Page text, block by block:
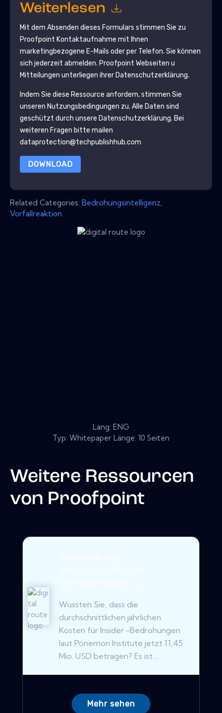
Weiterlesen
Mit dem Absenden dieses Formulars stimmen Sie zu
Proofpoint Kontaktaufnahme mit Ihnen
marketingbezogene E-Mails oder per Telefon. Sie können
sich jederzeit abmelden. Proofpoint Webseiten u
Mitteilungen unterliegen ihrer Datenschutzerklärung.
Indem Sie diese Ressource anfordern, stimmen Sie
unseren Nutzungsbedingungen zu. Alle Daten sind
geschützt durch unsere Datenschutzerklärung. Bei
weiteren Fragen bitte mailen
dataprotection@techpublishhub.com
DOWNLOAD
Related Categories: Bedrohungsintelligenz
Vorfallreaktion
Lang: ENG
Typ: Whitepaper Länge: 10 Seiten
Weitere Ressourcen
von Proofpoint
Wussten Sie, dass die
durchschnittlichen jährlichen
Kosten für Insider -Bedrohungen
laut Ponemon Institute jetzt 11,45
Mio. USD betragen? Es ist ...
Mehr sehen